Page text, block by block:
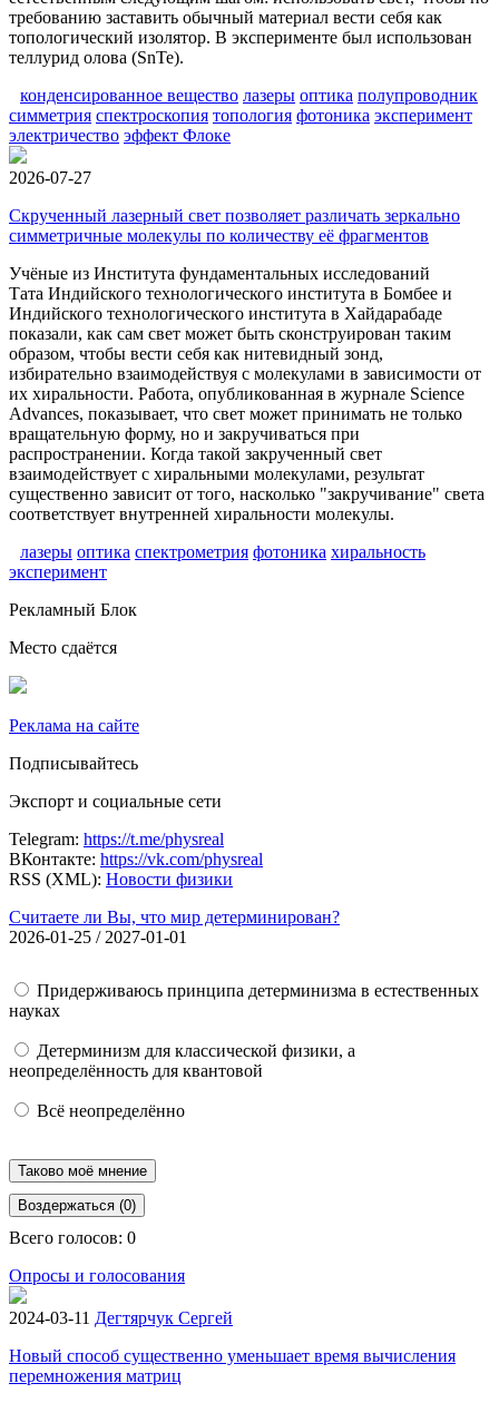
требованию заставить обычный материал вести себя как
топологический изолятор. В эксперименте был использован
теллурид олова (SnTe).
конденсированное вещество лазеры оптика полупроводник
симметрия спектроскопия топология фотоника эксперимент
электричество эффект Флоке
2026-07-27
Скрученный лазерный свет позволяет различать зеркально
симметричные молекулы по количеству её фрагментов
Учёные из Института фундаментальных исследований
Тата Индийского технологического института в Бомбее и
Индийского технологического института в Хайдарабаде
показали, как сам свет может быть сконструирован таким
образом, чтобы вести себя как нитевидный зонд,
избирательно взаимодействуя с молекулами в зависимости от
их хиральности. Работа, опубликованная в журнале Science
Advances, показывает, что свет может принимать не только
вращательную форму, но и закручиваться при
распространении. Когда такой закрученный свет
взаимодействует с хиральными молекулами, результат
существенно зависит от того, насколько "закручивание" света
соответствует внутренней хиральности молекулы.
лазеры оптика спектрометрия фотоника хиральность
эксперимент
Рекламный Блок
Место сдаётся
Реклама на сайте
Подписывайтесь
Экспорт и социальные сети
Telegram: https://t.me/physreal
ВКонтакте: https://vk.com/physreal
RSS (XML): Новости физики
Считаете ли Вы, что мир детерминирован?
2026-01-25 / 2027-01-01
Придерживаюсь принципа детерминизма в естественных
науках
Детерминизм для классической физики, а
неопределённость для квантовой
Всё неопределённо
Таково моё мнение
Воздержаться (0)
Всего голосов: 0
Опросы и голосования
2024-03-11 Дегтярчук Сергей
Новый способ существенно уменьшает время вычисления
перемножения матриц